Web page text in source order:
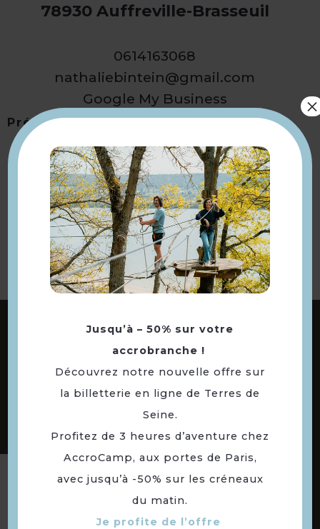
78930 Auffreville-Brasseuil
0614163068
nathaliebintein@gmail.com
Google My Business
Présentation
Retourner
à la sélection
73 COMMUNES
DE NOTRE TERRITOIRE
Suivez-nous
Jusqu’à – 50% sur votre
accrobranche !
Découvrez notre nouvelle offre sur
la billetterie en ligne de Terres de
Seine.
Profitez de 3 heures d’aventure chez
AccroCamp, aux portes de Paris,
avec jusqu’à -50% sur les créneaux
du matin.
Je profite de l’offre
×